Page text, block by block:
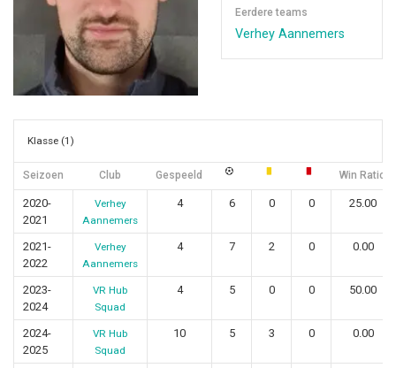
Eerdere teams
Verhey Aannemers
Klasse (1)
Seizoen Club Gespeeld Win Ratio
2020-
2021
Verhey
Aannemers
4 6 0 0 25.00
2021-
2022
Verhey
Aannemers
4 7 2 0 0.00
2023-
2024
VR Hub
Squad
4 5 0 0 50.00
2024-
2025
VR Hub
Squad
10 5 3 0 0.00